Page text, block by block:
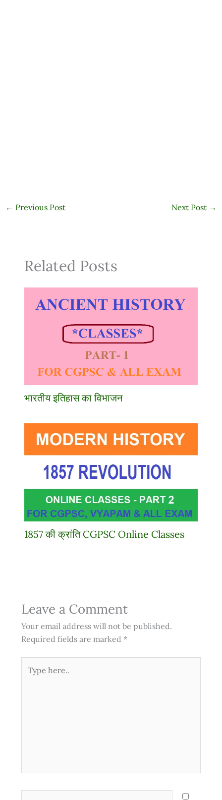
← Previous Post Next Post →
Related Posts
भारतीय इतिहास का विभाजन
1857 की क्रांति CGPSC Online Classes
Leave a Comment
Your email address will not be published.
Required fields are marked *
here..